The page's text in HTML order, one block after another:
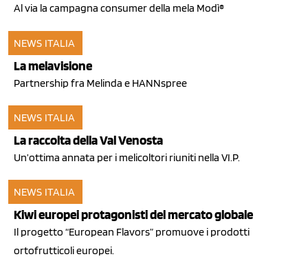
Al via la campagna consumer della mela Modì®
NEWS ITALIA
07 dic 2010
La melavisione
Partnership fra Melinda e HANNspree
NEWS ITALIA
03 dic 2010
La raccolta della Val Venosta
Un’ottima annata per i melicoltori riuniti nella VI.P.
NEWS ITALIA
02 dic 2010
Kiwi europei protagonisti del mercato globale
Il progetto “European Flavors” promuove i prodotti
ortofrutticoli europei.